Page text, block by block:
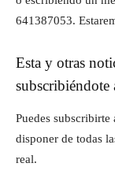
641387053.
Esta y otras
subscribiéndote
Puedes
disponer de todas
real.